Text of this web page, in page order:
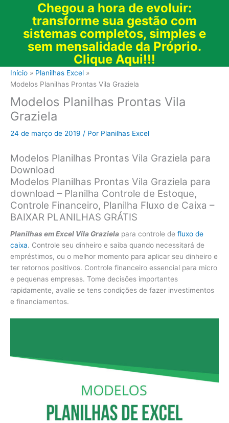
Chegou a hora de evoluir:
transforme sua gestão com
sistemas completos, simples e
sem mensalidade da Próprio.
Clique Aqui!!!
Início
Planilhas Excel
Modelos Planilhas Prontas Vila Graziela
Modelos Planilhas Prontas Vila
Graziela
24 de março de 2019 / Por Planilhas Excel
Modelos Planilhas Prontas Vila Graziela para
Download
Modelos Planilhas Prontas Vila Graziela para
download – Planilha Controle de Estoque,
Controle Financeiro, Planilha Fluxo de Caixa –
BAIXAR PLANILHAS GRÁTIS
Planilhas em Excel Vila Graziela para controle de fluxo de
caixa. Controle seu dinheiro e saiba quando necessitará de
empréstimos, ou o melhor momento para aplicar seu dinheiro e
ter retornos positivos. Controle financeiro essencial para micro
e pequenas empresas. Tome decisões importantes
rapidamente, avalie se tens condições de fazer investimentos
e financiamentos.